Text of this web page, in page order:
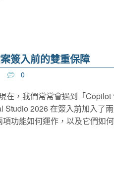
簽入前的雙重保障
0
在，我們常常會遇到「
Studio 2026 在簽入前加入了
功能如何運作，以及它們如